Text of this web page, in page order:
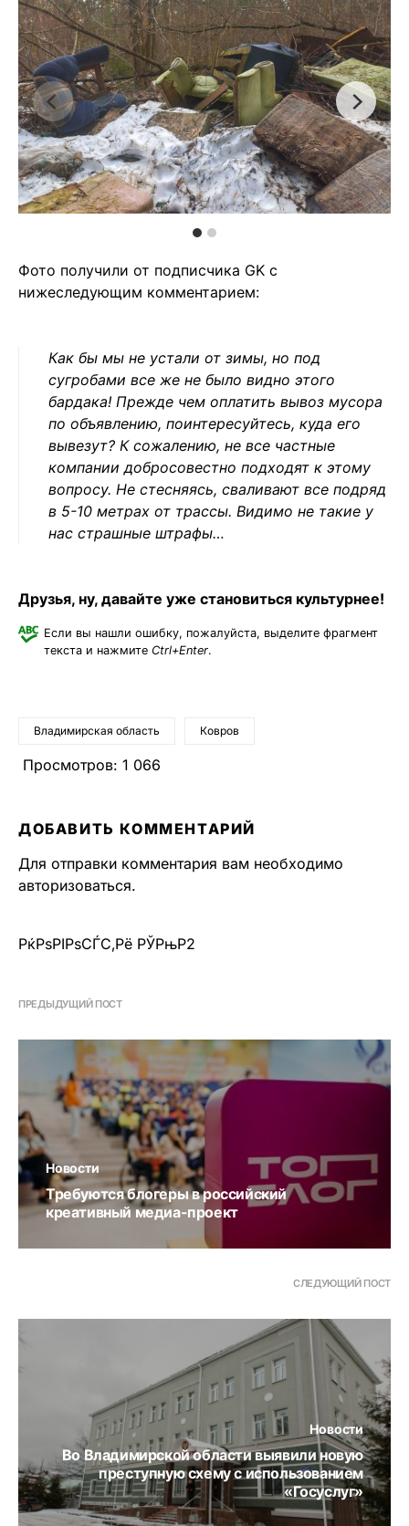
Фото получили от подписчика GK с
нижеследующим комментарием:
Как бы мы не устали от зимы, но под
сугробами все же не было видно этого
бардака! Прежде чем оплатить вывоз мусора
по объявлению, поинтересуйтесь, куда его
вывезут? К сожалению, не все частные
компании добросовестно подходят к этому
вопросу. Не стесняясь, сваливают все подряд
в 5-10 метрах от трассы. Видимо не такие у
нас страшные штрафы…
Друзья, ну, давайте уже становиться культурнее!
Если вы нашли ошибку, пожалуйста, выделите фрагмент
текста и нажмите Ctrl+Enter.
Владимирская область Ковров
Просмотров: 1 066
ДОБАВИТЬ КОММЕНТАРИЙ
Для отправки комментария вам необходимо
авторизоваться.
РќРѕРІРѕСЃС‚Рё РЎРњР2
ПРЕДЫДУЩИЙ ПОСТ
Новости
Требуются блогеры в российский
креативный медиа-проект
СЛЕДУЮЩИЙ ПОСТ
Новости
Во Владимирской области выявили новую
преступную схему с использованием
«Госуслуг»